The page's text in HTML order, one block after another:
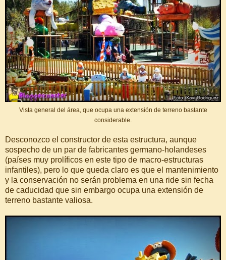
Vista general del área, que ocupa una extensión de terreno bastante
considerable.
Desconozco el constructor de esta estructura, aunque
sospecho de un par de fabricantes germano-holandeses
(países muy prolíficos en este tipo de macro-estructuras
infantiles), pero lo que queda claro es que el mantenimiento
y la conservación no serán problema en una ride sin fecha
de caducidad que sin embargo ocupa una extensión de
terreno bastante valiosa.